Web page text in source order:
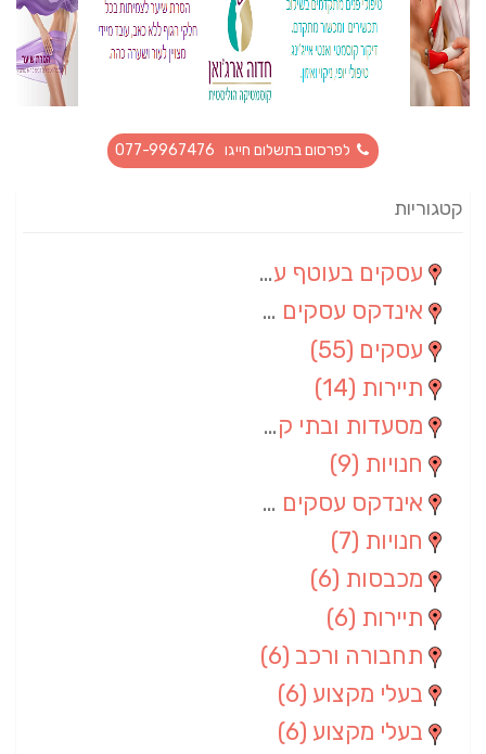
לפרסום בתשלום חייגו 077-9967476
קטגוריות
עסקים בעוטף עזה
אינדקס עסקים מרחבי
עסקים (55)
תיירות (14)
מסעדות ובתי קפה
חנויות (9)
אינדקס עסקים ארצי
חנויות (7)
מכבסות (6)
תיירות (6)
תחבורה ורכב (6)
בעלי מקצוע (6)
בעלי מקצוע (6)